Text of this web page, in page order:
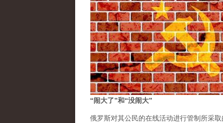
“闹大了”和“没闹大”
俄罗斯对其公民的在线活动进行管制所采